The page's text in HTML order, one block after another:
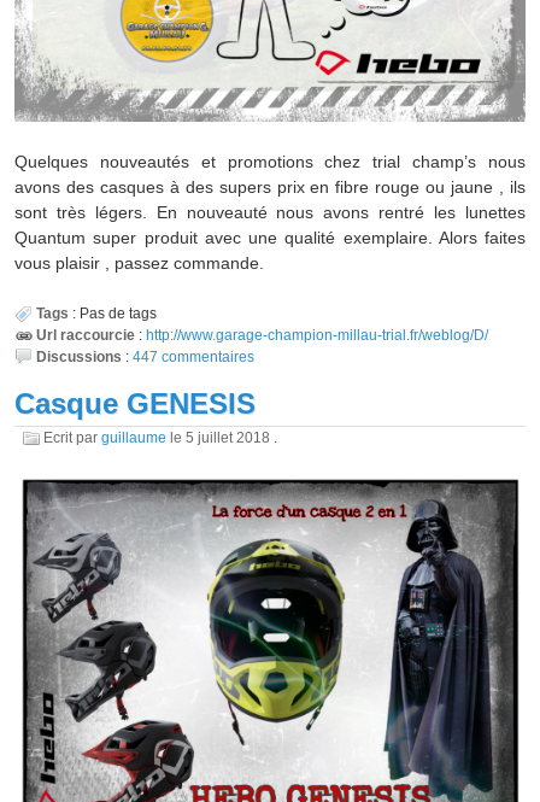
Quelques nouveautés et promotions chez trial champ’s nous
avons des casques à des supers prix en fibre rouge ou jaune , ils
sont très légers. En nouveauté nous avons rentré les lunettes
Quantum super produit avec une qualité exemplaire. Alors faites
vous plaisir , passez commande.
Tags : Pas de tags
Url raccourcie : http://www.garage-champion-millau-trial.fr/weblog/D/
Discussions : 447 commentaires
Casque GENESIS
Ecrit par guillaume le 5 juillet 2018